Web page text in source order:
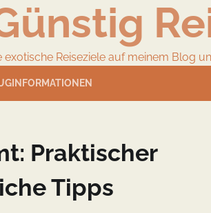
exotische Reiseziele auf meinem Blog
Praktischer
Tipps